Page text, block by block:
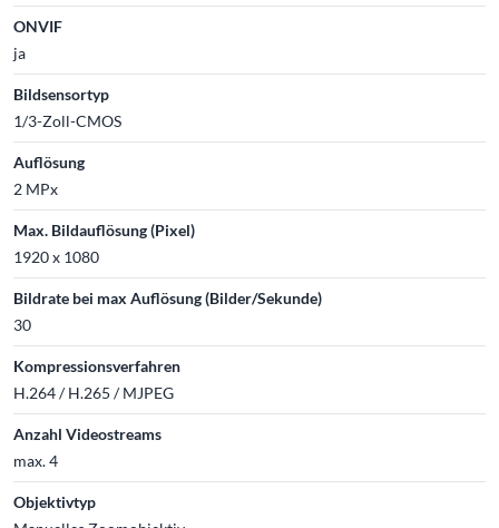
ONVIF
ja
Bildsensortyp
1/3-Zoll-CMOS
Auflösung
2 MPx
Max. Bildauflösung (Pixel)
1920 x 1080
Bildrate bei max Auflösung (Bilder/Sekunde)
30
Kompressionsverfahren
H.264 / H.265 / MJPEG
Anzahl Videostreams
max. 4
Objektivtyp